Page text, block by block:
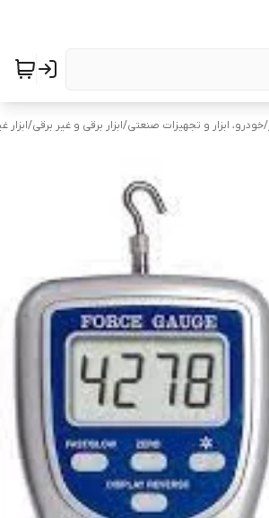
/خودرو، ابزار و تجهیزات صنعتی/ابزار برقی و غیر برقی/ابزار